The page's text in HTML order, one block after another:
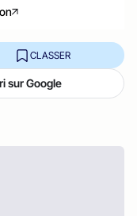
CLASSER
sur Google